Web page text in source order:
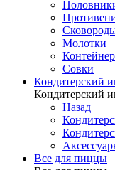
Молотки
Совки
Кондитерский
Кондитерский
Назад
Все для пиццы